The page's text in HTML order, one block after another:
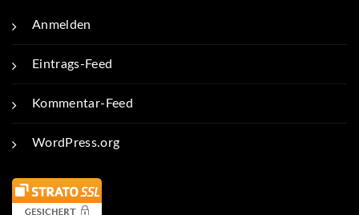
Anmelden
Eintrags-Feed
Kommentar-Feed
WordPress.org